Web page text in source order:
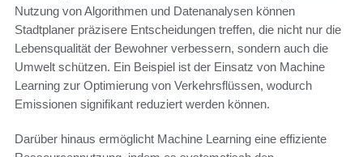
Nutzung von Algorithmen und Datenanalysen können
Stadtplaner präzisere Entscheidungen treffen, die nicht nur die
Lebensqualität der Bewohner verbessern, sondern auch die
Umwelt schützen. Ein Beispiel ist der Einsatz von Machine
Learning zur Optimierung von Verkehrsflüssen, wodurch
Emissionen signifikant reduziert werden können.
Darüber hinaus ermöglicht Machine Learning eine effiziente